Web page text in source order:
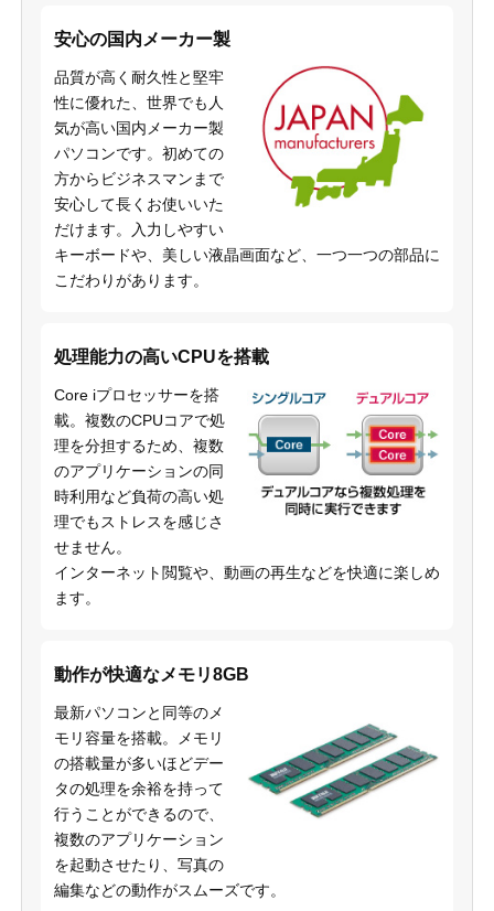
安心の国内メーカー製
品質が高く耐久性と堅牢
性に優れた、世界でも人
気が高い国内メーカー製
パソコンです。初めての
方からビジネスマンまで
安心して長くお使いいた
だけます。入力しやすい
キーボードや、美しい液晶画面など、一つ一つの部品に
こだわりがあります。
処理能力の高いCPUを搭載
Core iプロセッサーを搭
載。複数のCPUコアで処
理を分担するため、複数
のアプリケーションの同
時利用など負荷の高い処
理でもストレスを感じさ
せません。
インターネット閲覧や、動画の再生などを快適に楽しめ
ます。
動作が快適なメモリ8GB
最新パソコンと同等のメ
モリ容量を搭載。メモリ
の搭載量が多いほどデー
タの処理を余裕を持って
行うことができるので、
複数のアプリケーション
を起動させたり、写真の
編集などの動作がスムーズです。